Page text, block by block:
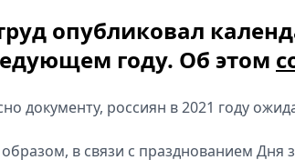
опубликовал
году. Об этом
документу, россиян в 2021 году
в связи с празднованием Дня